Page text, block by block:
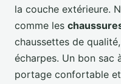
la couche extérieure.
comme les
chaussettes de
écharpes. Un bon sac
portage confortable